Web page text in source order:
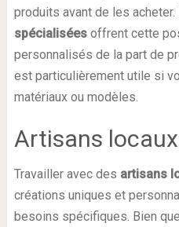
produits avant de les acheter.
spécialiséesoffrent cette
personnalisés de la part de
est particulièrement utile si
matériaux ou modèles.
Artisans locaux
Travailler avec des artisans
créations uniques et
besoins spécifiques. Bien